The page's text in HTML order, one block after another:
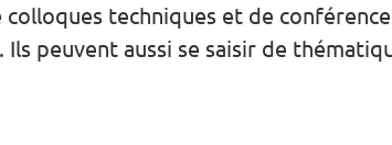
techniques et de
peuvent aussi se saisir de